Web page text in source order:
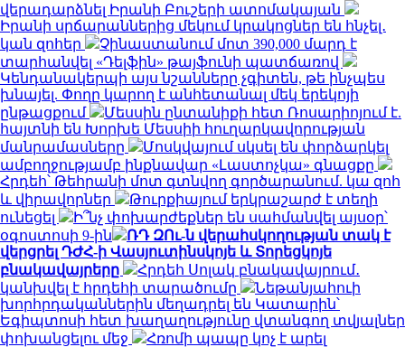
վերադարձնել Իրանի Բուշերի ատոմակայան
Իրանի սրճարաններից մեկում կրակոցներ են հնչել․
կան զոհեր
Չինաստանում մոտ 390,000 մարդ է
տարհանվել «Դելֆին» թայֆունի պատճառով
Կենդանակերպի այս նշանները չգիտեն, թե ինչպես
խնայել. Փողը կարող է անհետանալ մեկ երեկոյի
ընթացքում
Մեսսին ընտանիքի հետ Ռոսարիոյում է.
հայտնի են Խորխե Մեսսիի հուղարկավորության
մանրամասները
Մոսկվայում սկսել են փորձարկել
ամբողջությամբ ինքնավար «Լաստոչկա» գնացքը
Հրդեհ՝ Թեհրանի մոտ գտնվող գործարանում. կա զոհ
և վիրավորներ
Թուրքիայում երկրաշարժ է տեղի
ունեցել
Ի՞նչ փոխարժեքներ են սահմանվել այսօր՝
օգոստոսի 9-ին
ՌԴ ԶՈւ-ն վերահսկողության տակ է
վերցրել ԴԺՀ-ի Վասյուտինսկոյե և Տորեցկոյե
բնակավայրերը
Հրդեհ Սոլակ բնակավայրում․
կանխվել է հրդեհի տարածումը
Նեթանյահուի
խորհրդականներին մեղադրել են Կատարին՝
Եգիպտոսի հետ խաղաղությունը վտանգող տվյալներ
փոխանցելու մեջ
Հռոմի պապը կոչ է արել